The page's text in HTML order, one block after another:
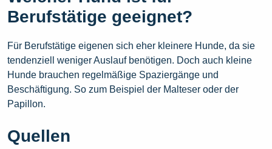
Berufstätige geeignet?
Für Berufstätige eigenen sich eher kleinere Hunde, da sie
tendenziell weniger Auslauf benötigen. Doch auch kleine
Hunde brauchen regelmäßige Spaziergänge und
Beschäftigung. So zum Beispiel der Malteser oder der
Papillon.
Quellen